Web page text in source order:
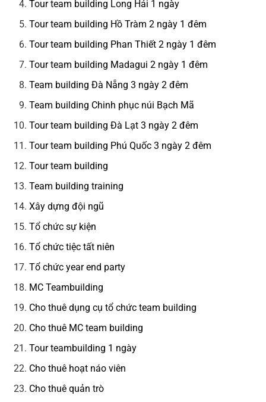
Tour team building Long Hải 1 ngày
Tour team building Hồ Tràm 2 ngày 1 đêm
Tour team building Phan Thiết 2 ngày 1 đêm
Tour team building Madagui 2 ngày 1 đêm
Team building Đà Nẵng 3 ngày 2 đêm
Team building Chinh phục núi Bạch Mã
Tour team building Đà Lạt 3 ngày 2 đêm
Tour team building Phú Quốc 3 ngày 2 đêm
Tour team building
Team building training
Xây dựng đội ngũ
Tổ chức sự kiện
Tổ chức tiệc tất niên
Tổ chức year end party
MC Teambuilding
Cho thuê dụng cụ tổ chức team building
Cho thuê MC team building
Tour teambuilding 1 ngày
Cho thuê hoạt náo viên
Cho thuê quản trò